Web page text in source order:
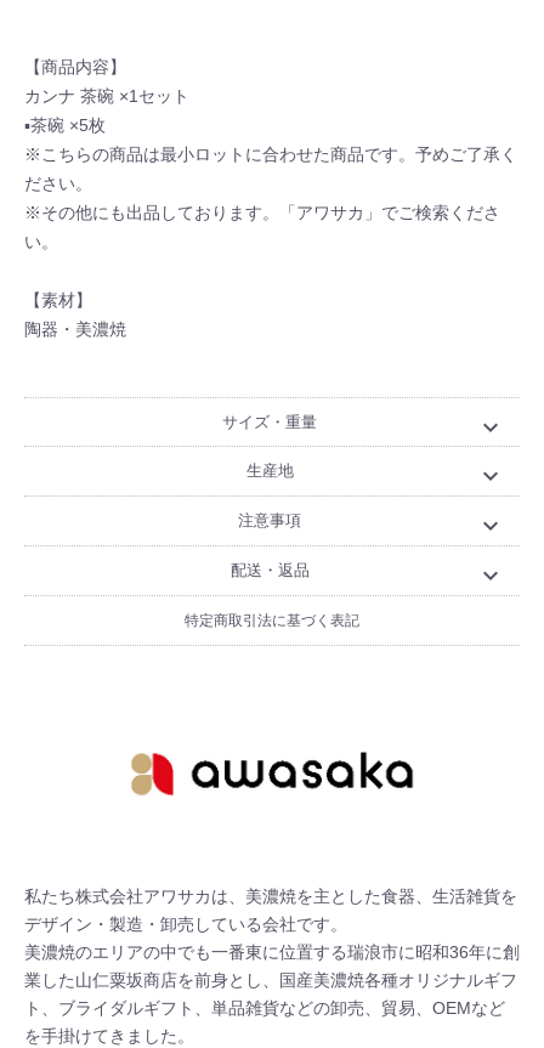
【商品内容】
カンナ 茶碗 ×1セット
▪茶碗 ×5枚
※こちらの商品は最小ロットに合わせた商品です。予めご了承く
ださい。
※その他にも出品しております。「アワサカ」でご検索くださ
い。
【素材】
陶器・美濃焼
サイズ・重量 expand_more
生産地 expand_more
注意事項 expand_more
配送・返品 expand_more
特定商取引法に基づく表記
私たち株式会社アワサカは、美濃焼を主とした食器、生活雑貨を
デザイン・製造・卸売している会社です。
美濃焼のエリアの中でも一番東に位置する瑞浪市に昭和36年に創
業した山仁粟坂商店を前身とし、国産美濃焼各種オリジナルギフ
ト、ブライダルギフト、単品雑貨などの卸売、貿易、OEMなど
を手掛けてきました。